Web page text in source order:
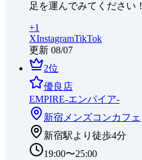
足を運んでみてください！
+1
XInstagramTikTok
更新 08/07
2位
優良店
EMPIRE-エンパイア-
新宿 メンズコンカフェ
新宿駅より徒歩4分
19:00〜25:00